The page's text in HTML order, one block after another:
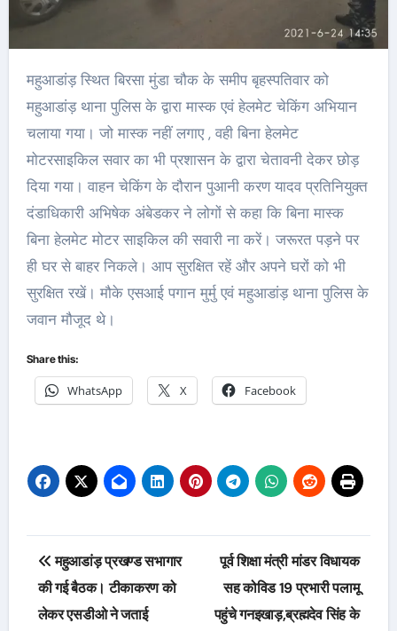
महुआडांड़ स्थित बिरसा मुंडा चौक के समीप बृहस्पतिवार को
महुआडांड़ थाना पुलिस के द्वारा मास्क एवं हेलमेट चेकिंग अभियान
चलाया गया। जो मास्क नहीं लगाए , वही बिना हेलमेट
मोटरसाइकिल सवार का भी प्रशासन के द्वारा चेतावनी देकर छोड़
दिया गया। वाहन चेकिंग के दौरान पुआनी करण यादव प्रतिनियुक्त
दंडाधिकारी अभिषेक अंबेडकर ने लोगों से कहा कि बिना मास्क
बिना हेलमेट मोटर साइकिल की सवारी ना करें। जरूरत पड़ने पर
ही घर से बाहर निकले। आप सुरक्षित रहें और अपने घरों को भी
सुरक्षित रखें। मौके एसआई पगान मुर्मु एवं महुआडांड़ थाना पुलिस के
जवान मौजूद थे।
Share this:
WhatsApp X Facebook
Post
navigation
महुआडांड़ प्रखण्ड सभागार
की गई बैठक। टीकाकरण को
लेकर एसडीओ ने जताई
पूर्व शिक्षा मंत्री मांडर विधायक
सह कोविड 19 प्रभारी पलामू
पहुंचे गनइखाड़,ब्रह्मदेव सिंह के